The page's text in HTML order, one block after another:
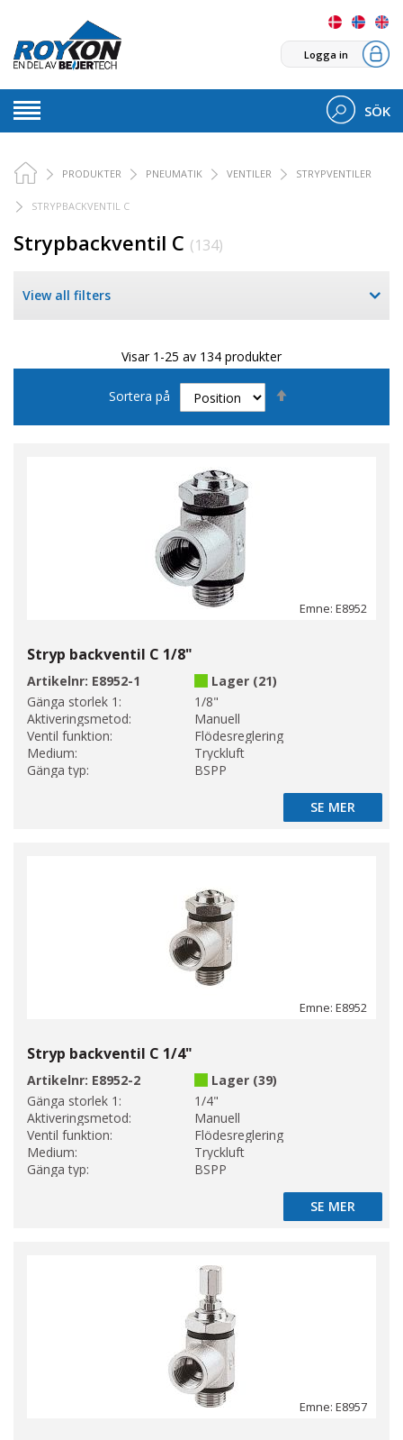
Logga in
SÖK
PRODUKTER PNEUMATIK VENTILER STRYPVENTILER
STRYPBACKVENTIL C
Strypbackventil C (134)
View all filters
Visar 1-25 av 134 produkter
Sortera på
Emne: E8952
Stryp backventil C 1/8"
Artikelnr: E8952-1
Lager (21)
Gänga storlek 1:
1/8"
Aktiveringsmetod:
Manuell
Ventil funktion:
Flödesreglering
Medium:
Tryckluft
Gänga typ:
BSPP
SE MER
SE MER
Emne: E8952
Stryp backventil C 1/4"
Artikelnr: E8952-2
Lager (39)
Gänga storlek 1:
1/4"
Aktiveringsmetod:
Manuell
Ventil funktion:
Flödesreglering
Medium:
Tryckluft
Gänga typ:
BSPP
SE MER
SE MER
Emne: E8957